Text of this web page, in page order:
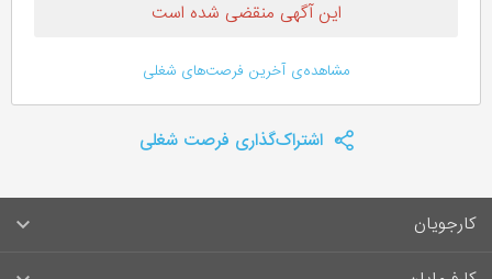
این آگهی منقضی شده است
مشاهده‌ی آخرین فرصت‌های شغلی
اشتراک‌گذاری فرصت شغلی
کارجویان
سوالات متداول کارجویان